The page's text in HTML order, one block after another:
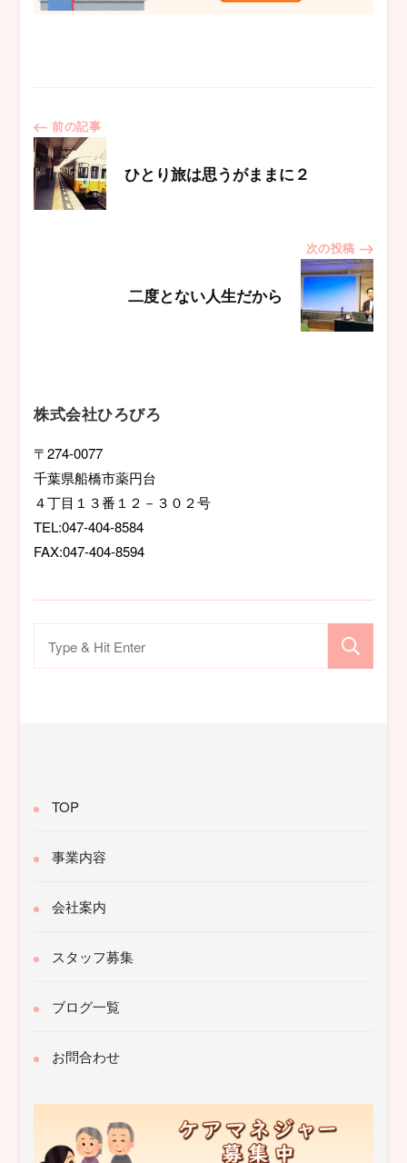
投
稿
ナ
シ
ョ
ン
前の記事
ひとり旅は思うがままに２
次の投稿
二度とない人生だから
株式会社ひろびろ
〒274-0077
千葉県船橋市薬円台
４丁目１３番１２－３０２号
TEL:047-404-8584
FAX:047-404-8594
TOP
事業内容
会社案内
スタッフ募集
ブログ一覧
お問合わせ